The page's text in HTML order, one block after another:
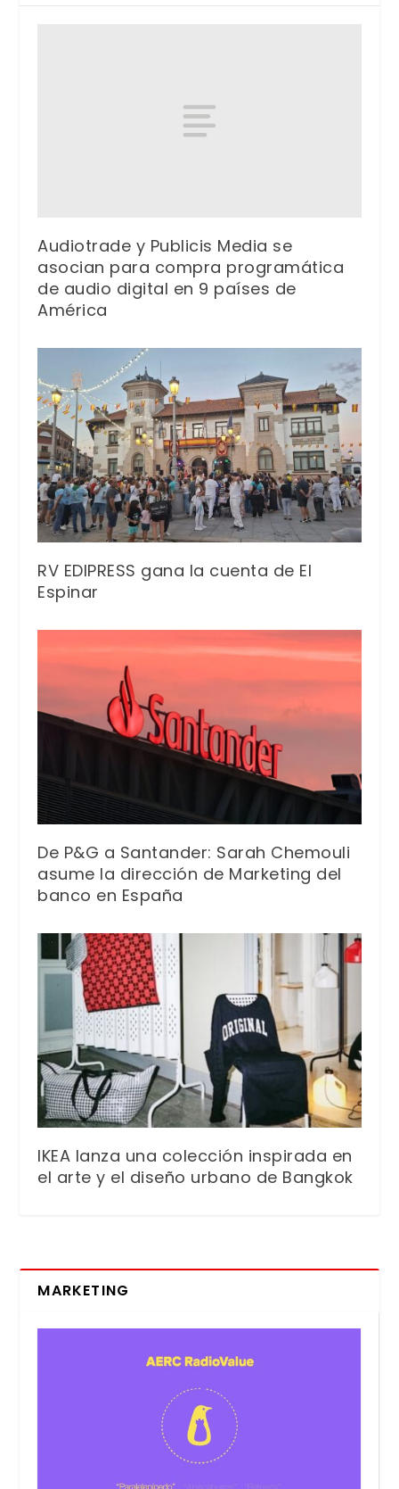
Audiotrade y Publicis Media se
asocian para compra programática
de audio digital en 9 países de
América
RV EDIPRESS gana la cuenta de El
Espinar
De P&G a Santander: Sarah Chemouli
asume la dirección de Marketing del
banco en España
IKEA lanza una colección inspirada en
el arte y el diseño urbano de Bangkok
MARKETING